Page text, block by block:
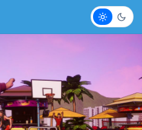
Claro